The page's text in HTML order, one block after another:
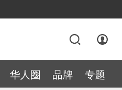
华人圈 品牌 专题